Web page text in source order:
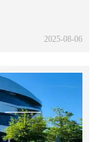
2025-08-06